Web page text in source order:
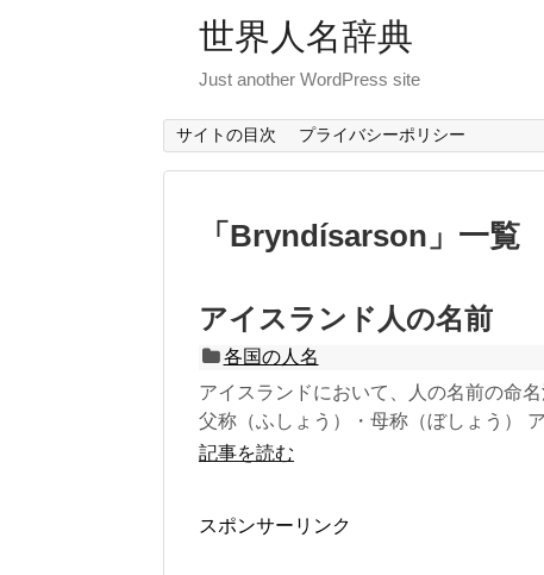
世界人名辞典
Just another WordPress site
サイトの目次 プライバシーポリシー
「 Bryndísarson 」 一覧
アイスランド人の名前
各国の人名
アイスランドにおいて、人の名前の命
父称（ふしょう）・母称（ぼしょう）
記事を読む
スポンサーリンク